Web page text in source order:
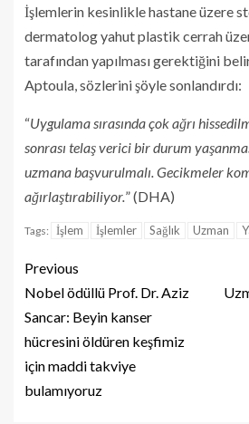
İşlemlerin kesinlikle hastane üzere
dermatolog yahut plastik cerrah
tarafından yapılması gerektiğini
Aptoula, sözlerini şöyle sonlandırdı:
“Uygulama sırasında çok ağrı
sonrası telaş verici bir durum
uzmana başvurulmalı. Gecikmeler
ağırlaştırabiliyor.” (DHA)
Tags: İşlem İşlemler Sağlık Uzman
Previous
Nobel ödüllü Prof. Dr. Aziz
Sancar: Beyin kanser
hücresini öldüren keşfimiz
için maddi takviye
bulamıyoruz